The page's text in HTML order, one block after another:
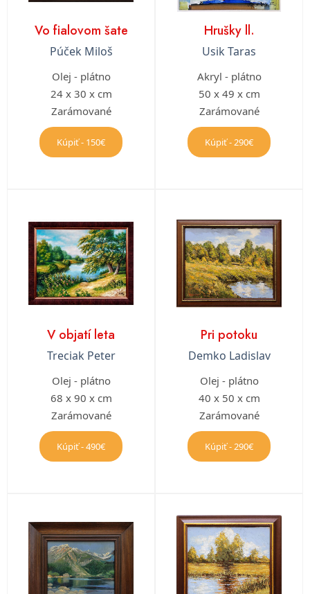
Vo fialovom šate
Púček Miloš
Olej - plátno
24 x 30 x cm
Zarámované
Kúpiť - 150€
Hrušky ll.
Usik Taras
Akryl - plátno
50 x 49 x cm
Zarámované
Kúpiť - 290€
V objatí leta
Treciak Peter
Olej - plátno
68 x 90 x cm
Zarámované
Kúpiť - 490€
Pri potoku
Demko Ladislav
Olej - plátno
40 x 50 x cm
Zarámované
Kúpiť - 290€